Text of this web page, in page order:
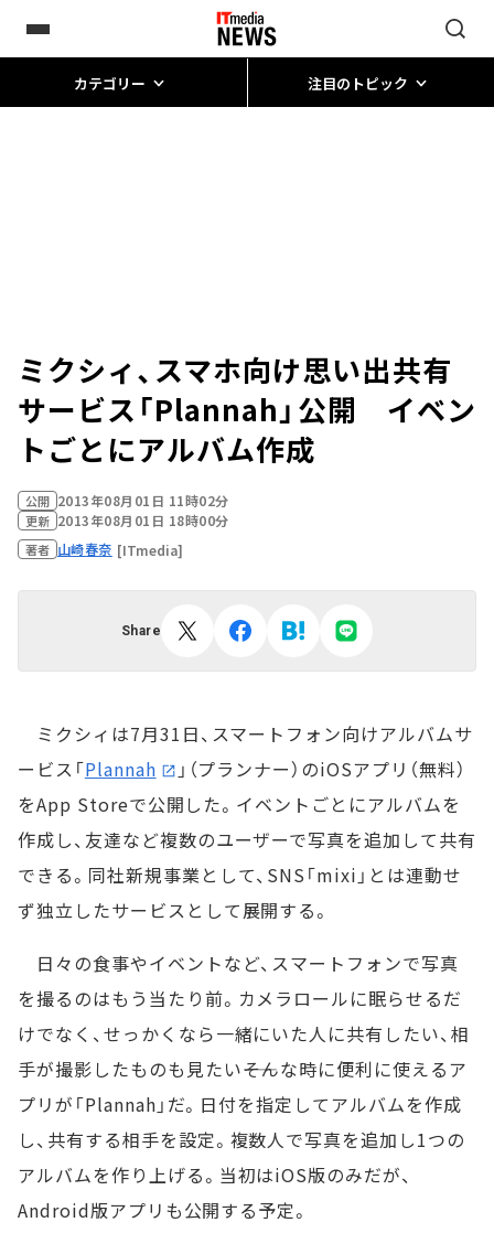
カテゴリー 注目のトピック
ミクシィ、スマホ向け思い出共有
サービス「Plannah」公開 イベン
トごとにアルバム作成
公開 2013年08月01日 11時02分
更新 2013年08月01日 18時00分
著者 山崎春奈 [ITmedia]
Share
ミクシィは7月31日、スマートフォン向けアルバムサ
ービス「Plannah
」（プランナー）のiOSアプリ（無料）
をApp Storeで公開した。イベントごとにアルバムを
作成し、友達など複数のユーザーで写真を追加して共有
できる。同社新規事業として、SNS「mixi」とは連動せ
ず独立したサービスとして展開する。
日々の食事やイベントなど、スマートフォンで写真
を撮るのはもう当たり前。カメラロールに眠らせるだ
けでなく、せっかくなら一緒にいた人に共有したい、相
手が撮影したものも見たい――そんな時に便利に使えるア
プリが「Plannah」だ。日付を指定してアルバムを作成
し、共有する相手を設定。複数人で写真を追加し1つの
アルバムを作り上げる。当初はiOS版のみだが、
Android版アプリも公開する予定。